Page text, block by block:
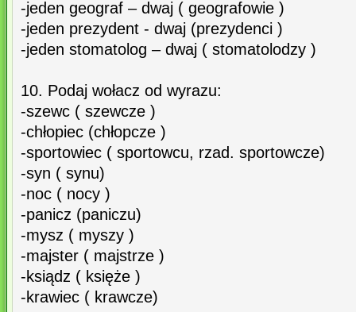
-jeden geograf – dwaj ( geografowie )
-jeden prezydent - dwaj (prezydenci )
-jeden stomatolog – dwaj ( stomatolodzy )
10. Podaj wołacz od wyrazu:
-szewc ( szewcze )
-chłopiec (chłopcze )
-sportowiec ( sportowcu, rzad. sportowcze)
-syn ( synu)
-noc ( nocy )
-panicz (paniczu)
-mysz ( myszy )
-majster ( majstrze )
-ksiądz ( księże )
-krawiec ( krawcze)